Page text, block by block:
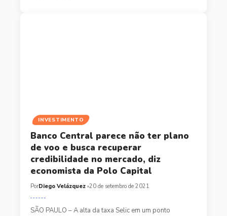
INVESTIMENTO
Banco Central parece não ter plano
de voo e busca recuperar
credibilidade no mercado, diz
economista da Polo Capital
PorDiego Velázquez 20 de setembro de 2021
SÃO PAULO – A alta da taxa Selic em um ponto